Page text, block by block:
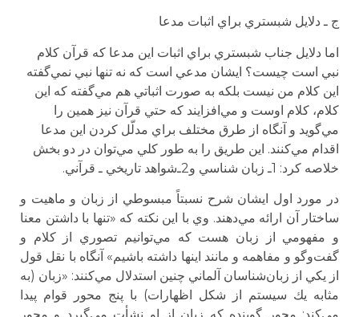
ج ـ دلايل شبستري براي اثبات مدعا
اما دلايل جناب شبستري براي اثبات اين مدعا كه قرآن كلام
نبي است چيست؟ ايشان مدعي است كه نه تنها نبي نمي‌گفته
اين كلام من نيست بلكه به صورت اثباتي هم مي‌گفته كه اين
كلام، كلام اوست و مي‌افزايند كه حتي قرآن نيز همين را
مي‌گويد و آنگاه از طرق مختلف براي مدلّل كردن اين مدعا
اقدام مي‌كنند. اين طريق را به طور كلي مي‌توان در دو بخش
خلاصه كرد: 1ـ زبان شناسي و2ـ‌شواهد تاريخي ـ قرآني.
در مورد اول ايشان شرح نسبتاً مبسوطي از زبان و ماهيت و
ساختار آن ارائه مي‌دهند. وي با اين نكته كه «تنها با داشتن معنا
و مفهومي از زبان هست كه مي‌توانيم تصوري از كلام و
گفت‌وگو و مفاهمه و مانند اينها داشته باشيم» آنگاه با نقل قول
از يكي از زبان‌شناسان آلماني چنين استدلال مي‌كنند: «زبان (به
مثابه يك سيستم از شكل اظهارات) با پنج محور قوام پيدا